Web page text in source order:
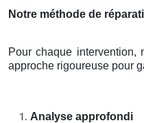
Notre méthode de
Pour chaque intervention,
approche rigoureuse pour
Analyse approfondi